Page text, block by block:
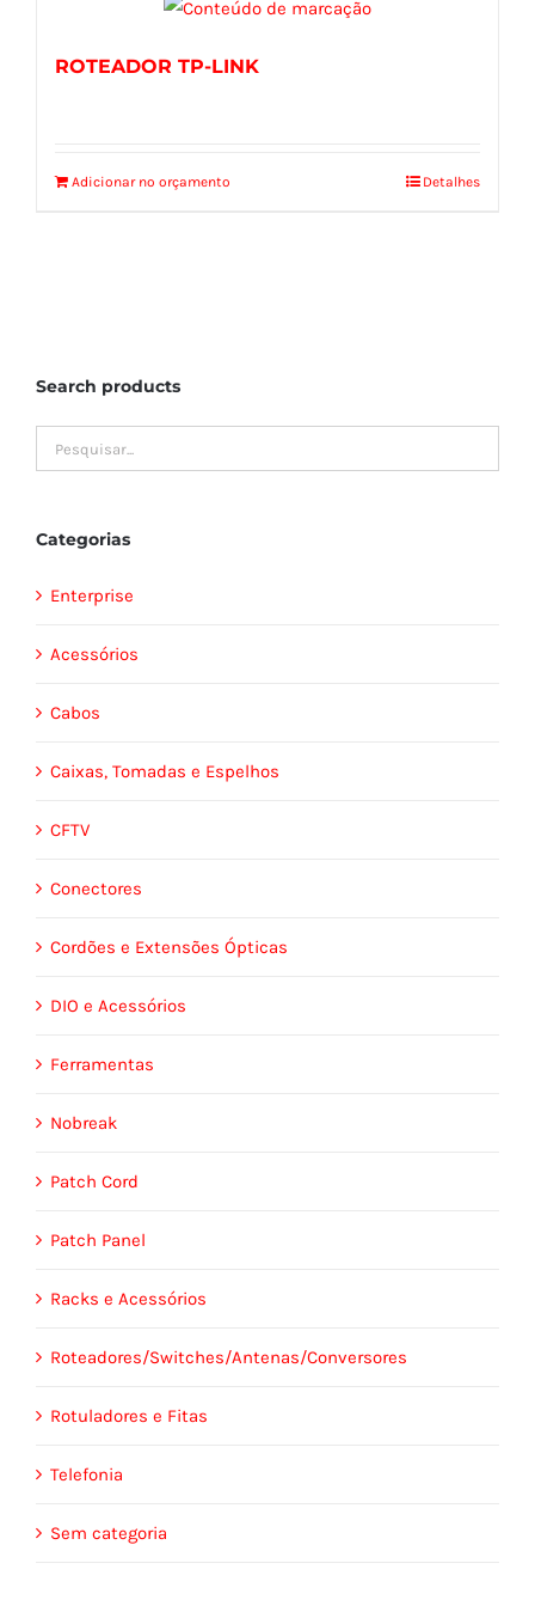
ROTEADOR TP-LINK
Adicionar no orçamento Detalhes
Search products
Categorias
Enterprise
Acessórios
Cabos
Caixas, Tomadas e Espelhos
CFTV
Conectores
Cordões e Extensões Ópticas
DIO e Acessórios
Ferramentas
Nobreak
Patch Cord
Patch Panel
Racks e Acessórios
Roteadores/Switches/Antenas/Conversores
Rotuladores e Fitas
Telefonia
Sem categoria